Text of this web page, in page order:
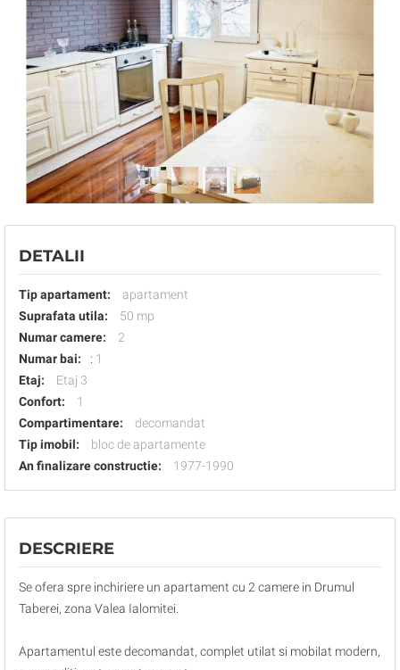
DETALII
Tip apartament:
apartament
Suprafata utila:
50 mp
Numar camere:
2
Numar bai:
: 1
Etaj:
Etaj 3
Confort:
1
Compartimentare:
decomandat
Tip imobil:
bloc de apartamente
An finalizare constructie:
1977-1990
DESCRIERE
Se ofera spre inchiriere un apartament cu 2 camere in Drumul
Taberei, zona Valea Ialomitei.
Apartamentul este decomandat, complet utilat si mobilat modern,